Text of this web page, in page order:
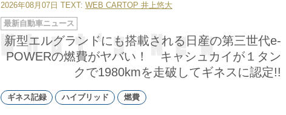
2026年08月07日 TEXT: WEB CARTOP 井上悠大
新型エルグランドにも搭載される日産の第三世代e-
POWERの燃費がヤバい！ キャシュカイが１タン
クで1980kmを走破してギネスに認定!!
カ
テ
ゴ
リ
ー
最新自動車ニュース
ギネス記録 ハイブリッド 燃費